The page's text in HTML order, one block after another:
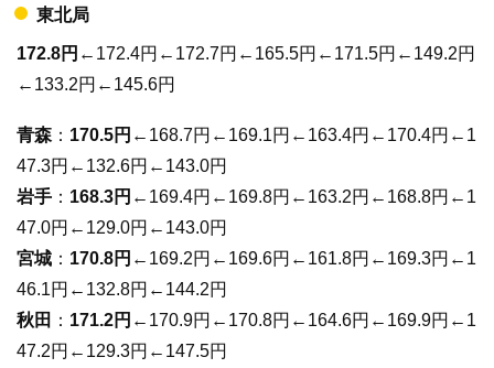
東北局
172.8円 ←172.4円←172.7円←165.5円←171.5円←149.2円
←133.2円←145.6円
青森 ： 170.5円 ←168.7円←169.1円←163.4円←170.4円←1
47.3円←132.6円←143.0円
岩手 ： 168.3円 ←169.4円←169.8円←163.2円←168.8円←1
47.0円←129.0円←143.0円
宮城 ： 170.8円 ←169.2円←169.6円←161.8円←169.3円←1
46.1円←132.8円←144.2円
秋田 ： 171.2円 ←170.9円←170.8円←164.6円←169.9円←1
47.2円←129.3円←147.5円